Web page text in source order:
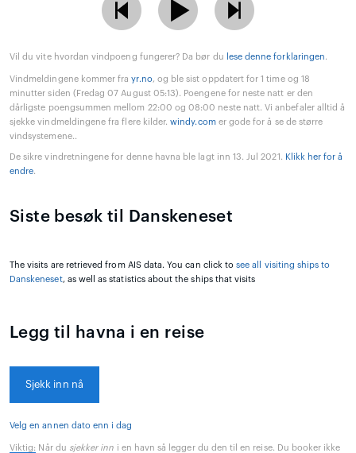
Vil du vite hvordan vindpoeng fungerer? Da bør du lese denne forklaringen.
Vindmeldingene kommer frayr.no, og ble sist oppdatert for 1 time og 18
minutter siden (Fredag 07 August 05:13). Poengene for neste natt er den
dårligste poengsummen mellom 22:00 og 08:00 neste natt. Vi anbefaler alltid å
sjekke vindmeldingene fra flere kilder.windy.comer gode for å se de større
vindsystemene..
De sikre vindretningene for denne havna ble lagt inn 13. Jul 2021. Klikk her for å
endre.
Siste besøk til Danskeneset
The visits are retrieved from AIS data. You can click tosee all visiting ships to
Danskeneset, as well as statistics about the ships that visits
Legg til havna i en reise
Sjekk inn nå
Velg en annen dato enn i dag
Viktig: Når du sjekker inn i en havn så legger du den til en reise. Du booker ikke